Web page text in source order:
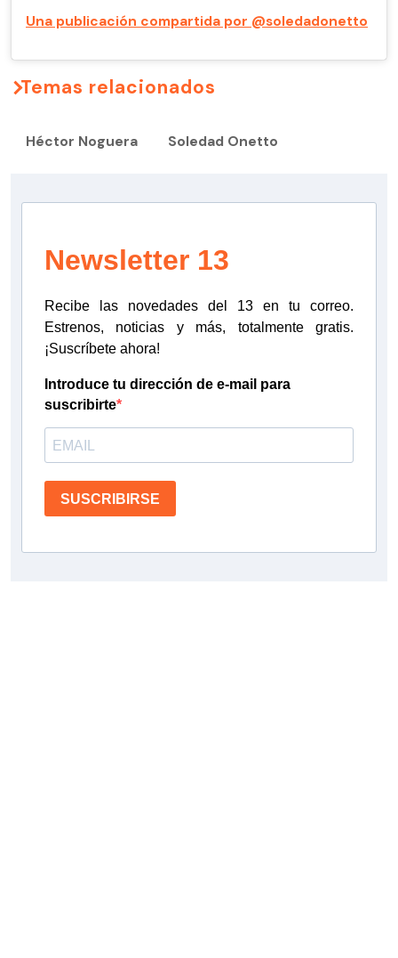
Una publicación compartida por @soledadonetto
Temas relacionados
Héctor Noguera Soledad Onetto
Newsletter 13
Recibe las novedades del 13 en tu correo.
Estrenos, noticias y más, totalmente gratis.
¡Suscríbete ahora!
Introduce tu dirección de e-mail para
suscribirte
SUSCRIBIRSE